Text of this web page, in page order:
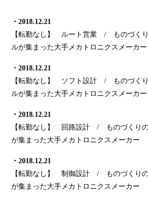
・2018.12.21
【転勤なし】 ルート営業 / ものづくり
ルが集まった大手メカトロニクスメーカー
・2018.12.21
【転勤なし】 ソフト設計 / ものづくり
ルが集まった大手メカトロニクスメーカー
・2018.12.21
【転勤なし】 回路設計 / ものづくりの
が集まった大手メカトロニクスメーカー
・2018.12.21
【転勤なし】 制御設計 / ものづくりの
が集まった大手メカトロニクスメーカー